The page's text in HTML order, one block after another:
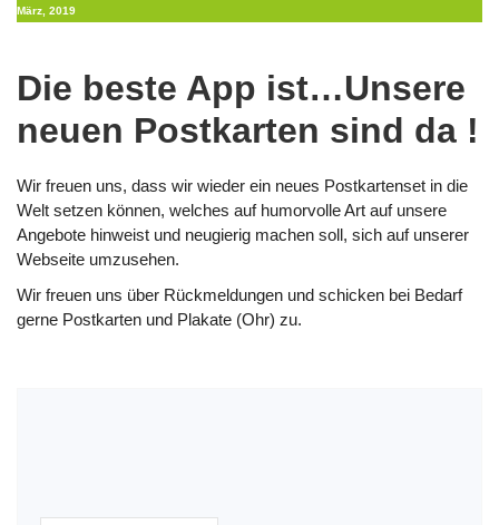
März, 2019
Die beste App ist…Unsere
neuen Postkarten sind da !
Wir freuen uns, dass wir wieder ein neues Postkartenset in die
Welt setzen können, welches auf humorvolle Art auf unsere
Angebote hinweist und neugierig machen soll, sich auf unserer
Webseite umzusehen.
Wir freuen uns über Rückmeldungen und schicken bei Bedarf
gerne Postkarten und Plakate (Ohr) zu.